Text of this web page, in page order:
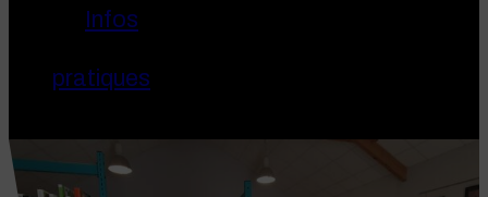
Infos
pratiques